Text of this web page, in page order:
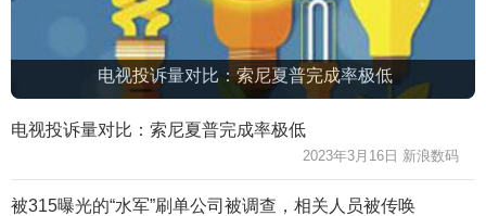
电视投诉量对比：索尼夏普完成率极低
电视投诉量对比：索尼夏普完成率极低
2023年3月16日 新浪数码
被315曝光的“水军”刷单公司被调查，相关人员被传唤